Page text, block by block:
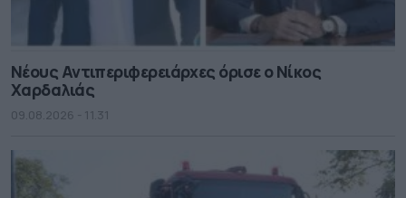
Νέους Αντιπεριφερειάρχες όρισε ο Νίκος
Χαρδαλιάς
09.08.2026 - 11.31